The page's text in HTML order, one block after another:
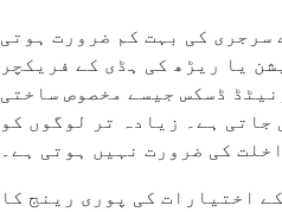
سرجری کی بہت کم ضرورت ہوتی
یا ریڑھ کی ہڈی کے فریکچر
ڈسکس جیسے مخصوص ساختی
جاتی ہے۔ زیادہ تر لوگوں کو
کی ضرورت نہیں ہوتی ہے۔
اختیارات کی پوری رینج کا